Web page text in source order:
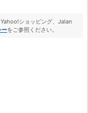
ショッピング、Jalan
ーをご参照ください。